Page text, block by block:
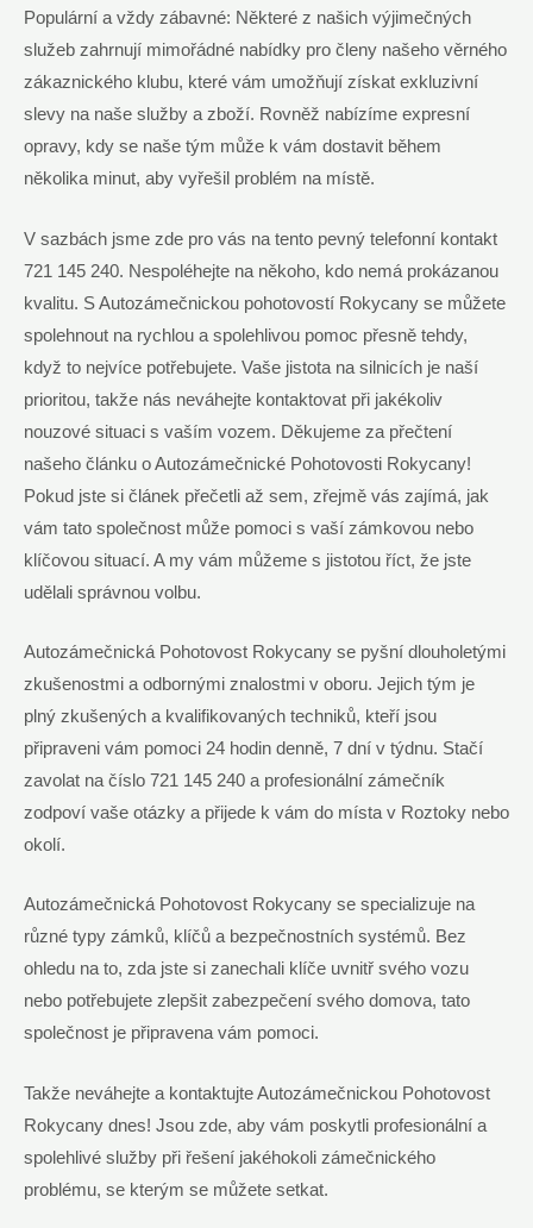
Populární a vždy zábavné: Některé z našich výjimečných
služeb zahrnují mimořádné nabídky pro členy našeho věrného
zákaznického klubu, které vám umožňují získat exkluzivní
slevy na naše služby a zboží. Rovněž nabízíme expresní
opravy, kdy se naše tým může k vám dostavit během
několika minut, aby vyřešil problém na místě.
V sazbách jsme zde pro vás na tento pevný telefonní kontakt
721 145 240. Nespoléhejte na někoho, kdo nemá prokázanou
kvalitu. S Autozámečnickou pohotovostí Rokycany se můžete
spolehnout na rychlou a spolehlivou pomoc přesně tehdy,
když to nejvíce potřebujete. Vaše jistota na silnicích je naší
prioritou, takže nás neváhejte kontaktovat při jakékoliv
nouzové situaci s vaším vozem. Děkujeme za přečtení
našeho článku o Autozámečnické Pohotovosti Rokycany!
Pokud jste si článek přečetli až sem, zřejmě vás zajímá, jak
vám tato společnost může pomoci s vaší zámkovou nebo
klíčovou situací. A my vám můžeme s jistotou říct, že jste
udělali správnou volbu.
Autozámečnická Pohotovost Rokycany se pyšní dlouholetými
zkušenostmi a odbornými znalostmi v oboru. Jejich tým je
plný zkušených a kvalifikovaných techniků, kteří jsou
připraveni vám pomoci 24 hodin denně, 7 dní v týdnu. Stačí
zavolat na číslo 721 145 240 a profesionální zámečník
zodpoví vaše otázky a přijede k vám do místa v Roztoky nebo
okolí.
Autozámečnická Pohotovost Rokycany se specializuje na
různé typy zámků, klíčů a bezpečnostních systémů. Bez
ohledu na to, zda jste si zanechali klíče uvnitř svého vozu
nebo potřebujete zlepšit zabezpečení svého domova, tato
společnost je připravena vám pomoci.
Takže neváhejte a kontaktujte Autozámečnickou Pohotovost
Rokycany dnes! Jsou zde, aby vám poskytli profesionální a
spolehlivé služby při řešení jakéhokoli zámečnického
problému, se kterým se můžete setkat.